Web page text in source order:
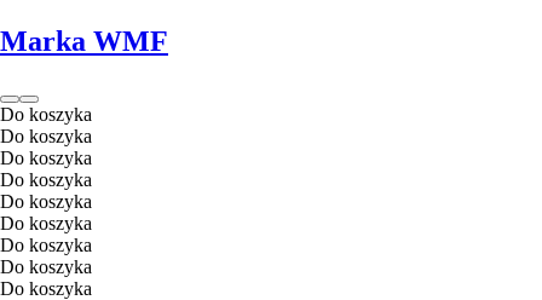
Marka WMF
Do koszyka
Do koszyka
Do koszyka
Do koszyka
Do koszyka
Do koszyka
Do koszyka
Do koszyka
Do koszyka